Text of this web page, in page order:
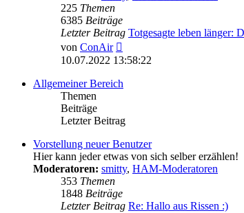
225 Themen
6385 Beiträge
Letzter Beitrag Totgesagte leben länger:
von ConAir
Beitrag
10.07.2022 13:58:22
Allgemeiner Bereich
Themen
Beiträge
Letzter Beitrag
Vorstellung neuer Benutzer
Hier kann jeder etwas von sich selber erzählen!
Moderatoren: smitty, HAM-Moderatoren
353 Themen
1848 Beiträge
Letzter Beitrag Re: Hallo aus Rissen :)